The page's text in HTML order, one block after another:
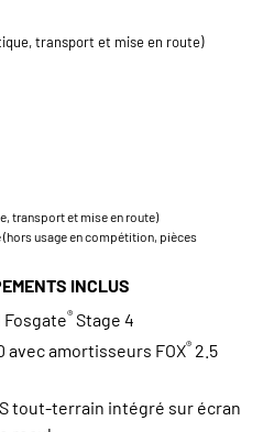
transport et mise en route)
transport et mise en route)
(hors usage en compétition, pièces
INCLUS
® Stage 4
avec amortisseurs FOX® 2.5
tout‑terrain intégré sur écran